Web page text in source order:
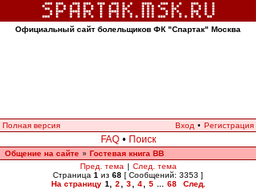
Официальный сайт болельщиков ФК "Спартак" Москва
Полная версия Вход • Регистрация
FAQ • Поиск
Общение на сайте » Гостевая книга ВВ
Пред. тема | След. тема
Страница 1 из 68 [ Сообщений: 3353 ]
На страницу 1 2 3 4 5 68
След.